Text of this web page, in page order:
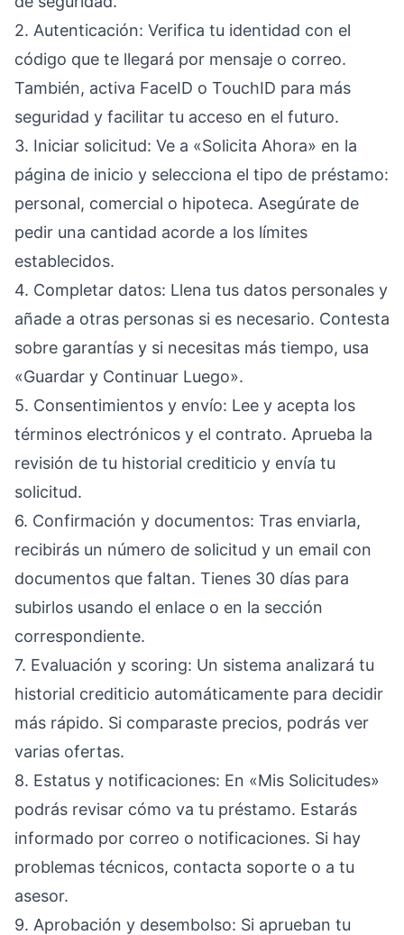
2. Autenticación: Verifica tu identidad con el
código que te llegará por mensaje o correo.
También, activa FaceID o TouchID para más
seguridad y facilitar tu acceso en el futuro.
3. Iniciar solicitud: Ve a «Solicita Ahora» en la
página de inicio y selecciona el tipo de préstamo:
personal, comercial o hipoteca. Asegúrate de
pedir una cantidad acorde a los límites
establecidos.
4. Completar datos: Llena tus datos personales y
añade a otras personas si es necesario. Contesta
sobre garantías y si necesitas más tiempo, usa
«Guardar y Continuar Luego».
5. Consentimientos y envío: Lee y acepta los
términos electrónicos y el contrato. Aprueba la
revisión de tu historial crediticio y envía tu
solicitud.
6. Confirmación y documentos: Tras enviarla,
recibirás un número de solicitud y un email con
documentos que faltan. Tienes 30 días para
subirlos usando el enlace o en la sección
correspondiente.
7. Evaluación y scoring: Un sistema analizará tu
historial crediticio automáticamente para decidir
más rápido. Si comparaste precios, podrás ver
varias ofertas.
8. Estatus y notificaciones: En «Mis Solicitudes»
podrás revisar cómo va tu préstamo. Estarás
informado por correo o notificaciones. Si hay
problemas técnicos, contacta soporte o a tu
asesor.
9. Aprobación y desembolso: Si aprueban tu